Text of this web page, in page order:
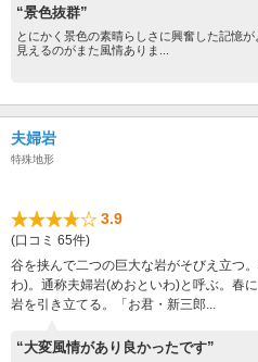
“景色抜群”
とにかく景色の素晴らしさに興奮した記憶
見えるのがまた風情ありま...
夫婦岩
特殊地形
3.9
(口コミ 65件)
谷を挟んで二つの巨大な岩がそびえ立つ
わ)。通称夫婦岩(めおといわ)と呼ぶ。春
岩を引き立てる。「お君・新三郎...
“大変風情があり良かったです”